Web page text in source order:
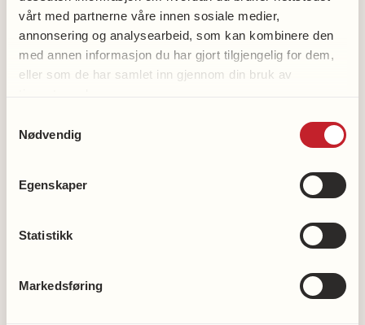
vårt med partnerne våre innen sosiale medier,
annonsering og analysearbeid, som kan kombinere den
med annen informasjon du har gjort tilgjengelig for dem,
eller som de har samlet inn gjennom din bruk av
Nødvendig
Egenskaper
Statistikk
Markedsføring
Med oss-aktiviteter
Syng med oss
Bli medlem
Støtt hjerteforskningen